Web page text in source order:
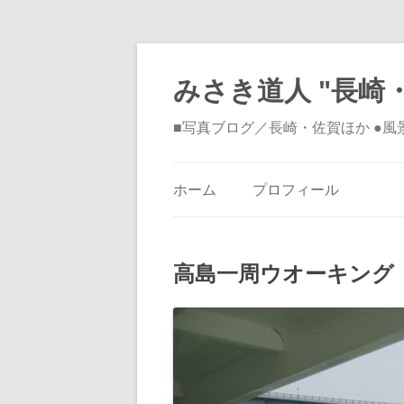
みさき道人 "長崎
■写真ブログ／長崎・佐賀ほか ●
ホーム プロフィール
高島一周ウオーキン